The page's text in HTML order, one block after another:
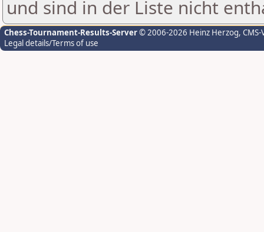
und sind in der Liste nicht
Chess-Tournament-Results-Server© 2006-2026 Heinz Herzog,
Legal details/Terms of use